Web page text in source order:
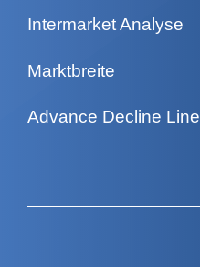
Intermarket Analyse
Marktbreite
Advance Decline Line